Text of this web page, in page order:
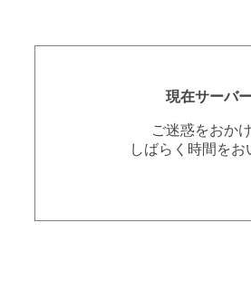
現在サーバ
ご迷惑をおか
しばらく時間を